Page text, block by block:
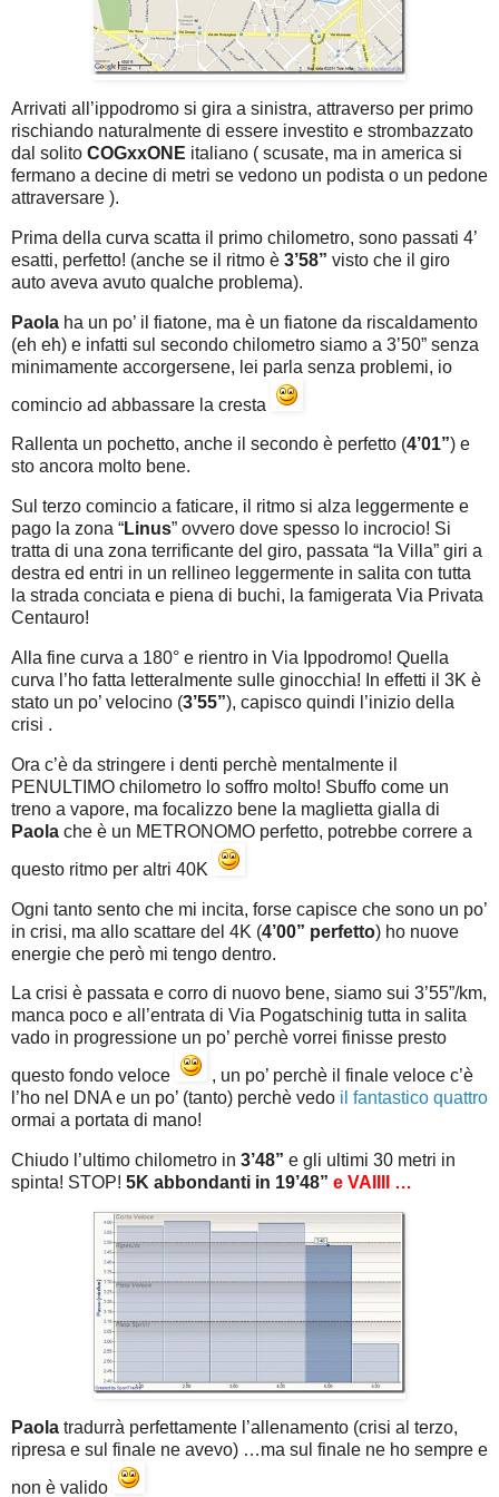
Arrivati all’ippodromo si gira a sinistra, attraverso per primo
rischiando naturalmente di essere investito e strombazzato
dal solito COGxxONE italiano ( scusate, ma in america si
fermano a decine di metri se vedono un podista o un pedone
attraversare ).
Prima della curva scatta il primo chilometro, sono passati 4’
esatti, perfetto! (anche se il ritmo è 3’58” visto che il giro
auto aveva avuto qualche problema).
Paola ha un po’ il fiatone, ma è un fiatone da riscaldamento
(eh eh) e infatti sul secondo chilometro siamo a 3’50” senza
minimamente accorgersene, lei parla senza problemi, io
comincio ad abbassare la cresta
Rallenta un pochetto, anche il secondo è perfetto (4’01”) e
sto ancora molto bene.
Sul terzo comincio a faticare, il ritmo si alza leggermente e
pago la zona “Linus” ovvero dove spesso lo incrocio! Si
tratta di una zona terrificante del giro, passata “la Villa” giri a
destra ed entri in un rellineo leggermente in salita con tutta
la strada conciata e piena di buchi, la famigerata Via Privata
Centauro!
Alla fine curva a 180° e rientro in Via Ippodromo! Quella
curva l’ho fatta letteralmente sulle ginocchia! In effetti il 3K è
stato un po’ velocino (3’55”), capisco quindi l’inizio della
crisi .
Ora c’è da stringere i denti perchè mentalmente il
PENULTIMO chilometro lo soffro molto! Sbuffo come un
treno a vapore, ma focalizzo bene la maglietta gialla di
Paola che è un METRONOMO perfetto, potrebbe correre a
questo ritmo per altri 40K
Ogni tanto sento che mi incita, forse capisce che sono un po’
in crisi, ma allo scattare del 4K (4’00” perfetto) ho nuove
energie che però mi tengo dentro.
La crisi è passata e corro di nuovo bene, siamo sui 3’55”/km,
manca poco e all’entrata di Via Pogatschinig tutta in salita
vado in progressione un po’ perchè vorrei finisse presto
questo fondo veloce
, un po’ perchè il finale veloce c’è
l’ho nel DNA e un po’ (tanto) perchè vedo il fantastico quattro
ormai a portata di mano!
Chiudo l’ultimo chilometro in 3’48” e gli ultimi 30 metri in
spinta! STOP! 5K abbondanti in 19’48” e VAIIII …
Paola tradurrà perfettamente l’allenamento (crisi al terzo,
ripresa e sul finale ne avevo) …ma sul finale ne ho sempre e
non è valido